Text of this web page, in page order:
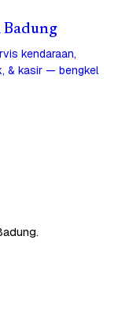
Badung
kendaraan,
& kasir — bengkel